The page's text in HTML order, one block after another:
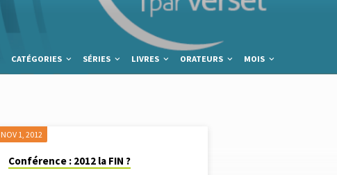
CATÉGORIES SÉRIES LIVRES ORATEURS MOIS
NOV 1, 2012
Conférence : 2012 la FIN ?